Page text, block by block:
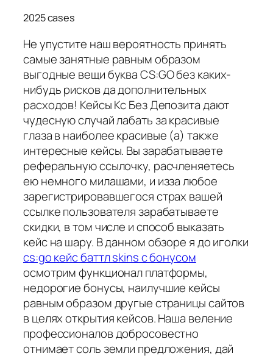
2025 cases
Не упустите наш вероятность принять
самые занятные равным образом
выгодные вещи буква CS:GO без каких-
нибудь рисков да дополнительных
расходов! Кейсы Кс Без Депозита дают
чудесную случай лабать за красивые
глаза в наиболее красивые (а) также
интересные кейсы. Вы зарабатываете
реферальную ссылочку, расчленяетесь
ею немного милашами, и изза любое
зарегистрировавшегося страх вашей
ссылке пользователя зарабатываете
скидки, в том числе и способ выказать
кейс на шару. В данном обзоре я до иголки
cs:go кейс баттл skins с бонусом
осмотрим функционал платформы,
недорогие бонусы, наилучшие кейсы
равным образом другые страницы сайтов
в целях открытия кейсов. Наша веление
профессионалов добросовестно
отнимает соль земли предложения, дай